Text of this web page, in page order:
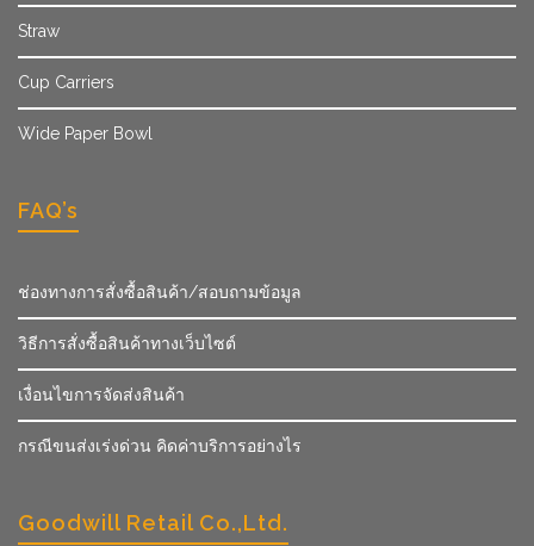
Straw
Cup Carriers
Wide Paper Bowl
FAQ’s
ช่องทางการสั่งซื้อสินค้า/สอบถามข้อมูล
วิธีการสั่งซื้อสินค้าทางเว็บไซต์
เงื่อนไขการจัดส่งสินค้า
กรณีขนส่งเร่งด่วน คิดค่าบริการอย่างไร
Goodwill Retail Co.,Ltd.